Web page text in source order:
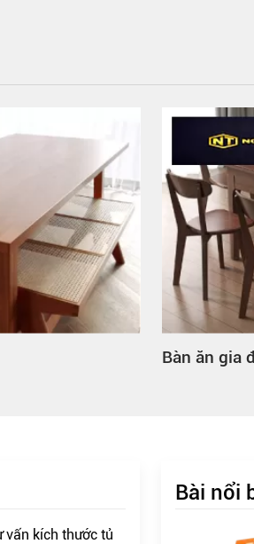
Bàn ăn gia
vấn kích thước tủ
Bài nổi